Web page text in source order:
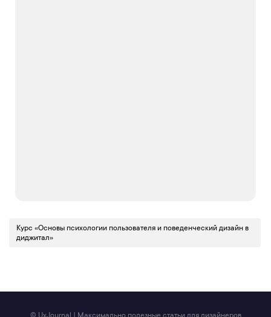
Курс «Основы психологии пользователя и поведенческий дизайн в
диджитал»
© UxJournal | Максимально полезные статьи для дизайнеров